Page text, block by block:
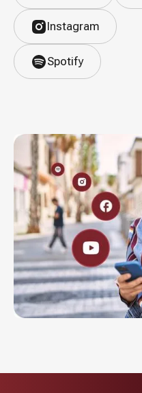
Instagram
Spotify